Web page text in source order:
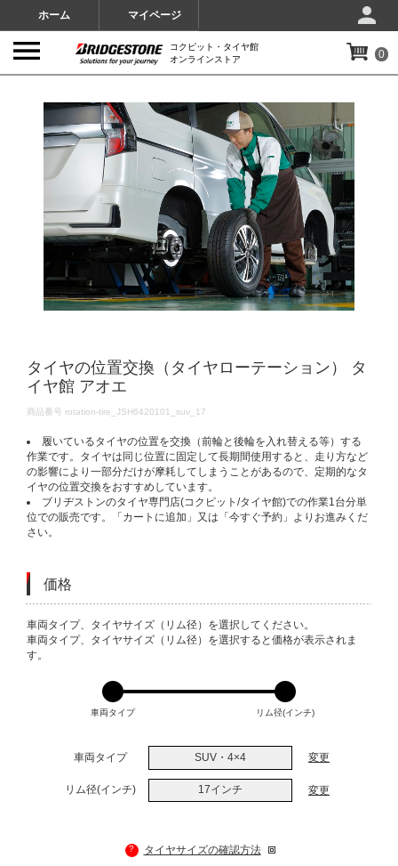
ホーム マイページ
コクピット・タイヤ館
オンラインストア
0
タイヤの位置交換（タイヤローテーション） タ
イヤ館 アオエ
DETAILS
商品番号 rotation-tire_JSH6420101_suv_17
履いているタイヤの位置を交換（前輪と後輪を入れ替える等）する
作業です。タイヤは同じ位置に固定して長期間使用すると、走り方など
の影響により一部分だけが摩耗してしまうことがあるので、定期的なタ
イヤの位置交換をおすすめしています。
ブリヂストンのタイヤ専門店(コクピット/タイヤ館)での作業1台分単
位での販売です。「カートに追加」又は「今すぐ予約」よりお進みくだ
さい。
価格
VARIATIONS
車両タイプ、タイヤサイズ（リム径）を選択してください。
車両タイプ、タイヤサイズ（リム径）を選択すると価格が表示されま
す。
車両タイプ リム径(インチ)
車両タイプ SUV・4×4 変更
リム径(インチ) 17インチ 変更
? タイヤサイズの確認方法